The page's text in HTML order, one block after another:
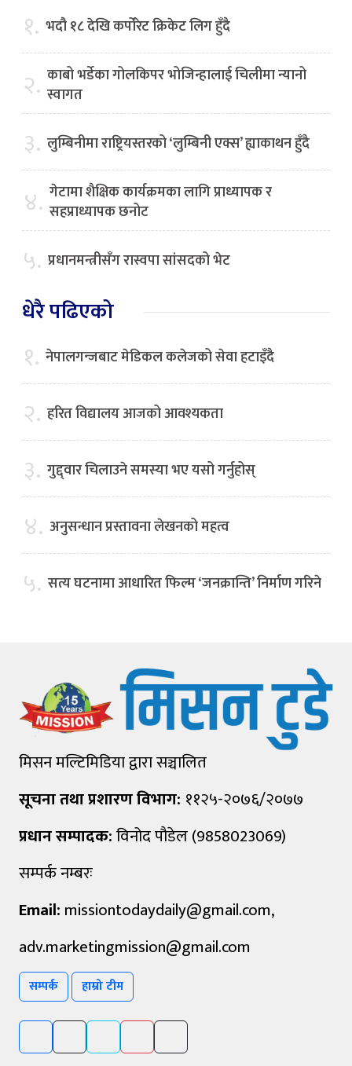
१. भदौ १८ देखि कर्पोरेट क्रिकेट लिग हुँदै
२. काबो भर्डेका गोलकिपर भोजिन्हालाई चिलीमा न्यानो
स्वागत
३. लुम्बिनीमा राष्ट्रियस्तरको ‘लुम्बिनी एक्स’ ह्याकाथन हुँदै
४. गेटामा शैक्षिक कार्यक्रमका लागि प्राध्यापक र
सहप्राध्यापक छनोट
५. प्रधानमन्त्रीसँग रास्वपा सांसदको भेट
धेरै पढिएको
१. नेपालगन्जबाट मेडिकल कलेजको सेवा हटाइँदै
२. हरित विद्यालय आजको आवश्यकता
३. गुद्द्वार चिलाउने समस्या भए यसो गर्नुहोस्
४. अनुसन्धान प्रस्तावना लेखनको महत्व
५. सत्य घटनामा आधारित फिल्म ‘जनक्रान्ति’ निर्माण गरिने
मिसन मल्टिमिडिया द्वारा सञ्चालित
सूचना तथा प्रशारण विभाग: ११२५-२०७६/२०७७
प्रधान सम्पादक:विनोद पौडेल (9858023069)
सम्पर्क नम्बरः
Email: missiontodaydaily@gmail.com,
adv.marketingmission@gmail.com
सम्पर्क हाम्रो टीम